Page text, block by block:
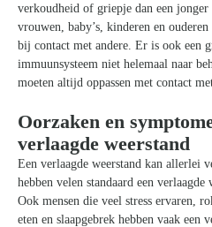
verkoudheid of griepje dan een
vrouwen, baby’s, kinderen en
bij contact met andere. Er is ook een
immuunsysteem niet helemaal naar
moeten altijd oppassen met contact
Oorzaken en
verlaagde weerstand
Een verlaagde weerstand kan allerlei
hebben velen standaard een
Ook mensen die veel stress ervaren,
eten en slaapgebrek hebben vaak een